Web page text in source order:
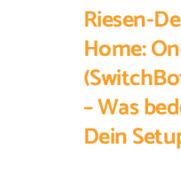
Riesen-
Home:
– Was
Dein